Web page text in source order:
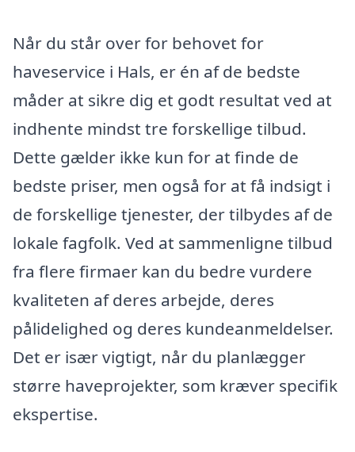
Når du står over for behovet for
haveservice i Hals, er én af de bedste
måder at sikre dig et godt resultat ved at
indhente mindst tre forskellige tilbud.
Dette gælder ikke kun for at finde de
bedste priser, men også for at få indsigt i
de forskellige tjenester, der tilbydes af de
lokale fagfolk. Ved at sammenligne tilbud
fra flere firmaer kan du bedre vurdere
kvaliteten af deres arbejde, deres
pålidelighed og deres kundeanmeldelser.
Det er især vigtigt, når du planlægger
større haveprojekter, som kræver specifik
ekspertise.